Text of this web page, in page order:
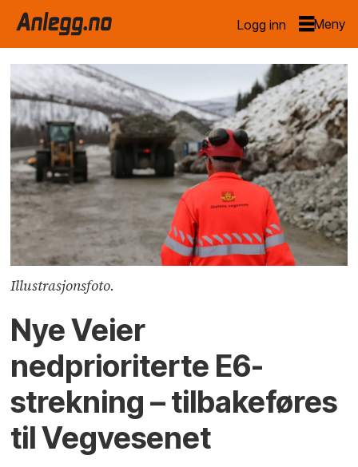
Logg inn
Illustrasjonsfoto.
Nye Veier
nedprioriterte E6-
strekning – tilbakeføres
til Vegvesenet